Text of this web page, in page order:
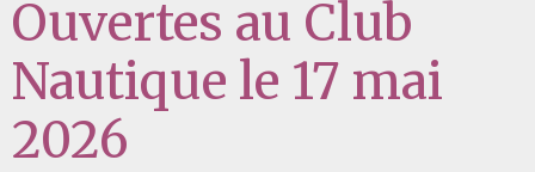
Ouvertes au Club
Nautique le 17 mai
2026